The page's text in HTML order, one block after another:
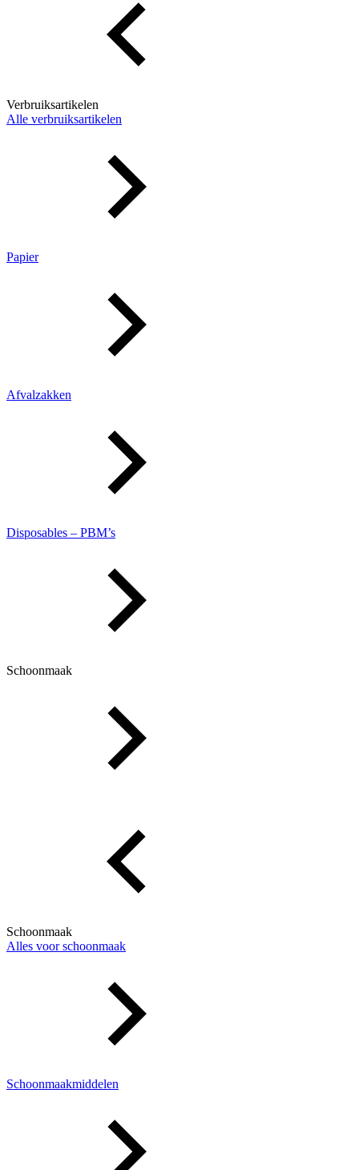
Verbruiksartikelen
Alle verbruiksartikelen
Papier
Afvalzakken
Disposables – PBM’s
Schoonmaak
Schoonmaak
Alles voor schoonmaak
Schoonmaakmiddelen